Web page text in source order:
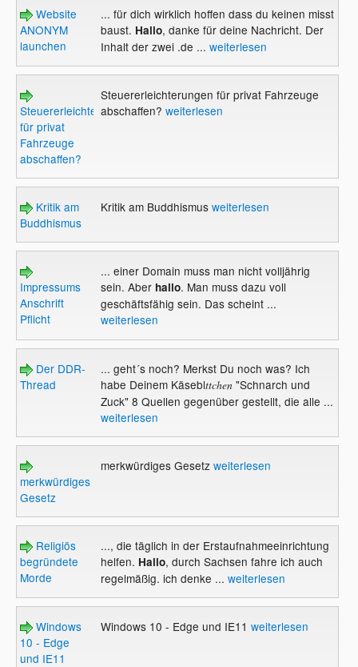
Website
ANONYM
launchen
... für dich wirklich hoffen dass du keinen misst
baust. Hallo, danke für deine Nachricht. Der
Inhalt der zwei .de ... weiterlesen
Steuererleichterungen
für privat
Fahrzeuge
abschaffen?
Steuererleichterungen für privat Fahrzeuge
abschaffen? weiterlesen
Kritik am
Buddhismus
Kritik am Buddhismus weiterlesen
Impressums
Anschrift
Pflicht
... einer Domain muss man nicht volljährig
sein. Aberhallo. Man muss dazu voll
geschäftsfähig sein. Das scheint ...
weiterlesen
Der DDR-
Thread
... geht´s noch? Merkst Du noch was? Ich
habe Deinem Käseblttchen"Schnarch und
Zuck" 8 Quellen gegenüber gestellt, die alle ...
weiterlesen
merkwürdiges
Gesetz
merkwürdiges Gesetz weiterlesen
Religiös
begründete
Morde
..., die täglich in der Erstaufnahmeeinrichtung
helfen. Hallo, durch Sachsen fahre ich auch
regelmäßig. ich denke ... weiterlesen
Windows
10 - Edge
und IE11
Windows 10 - Edge und IE11 weiterlesen